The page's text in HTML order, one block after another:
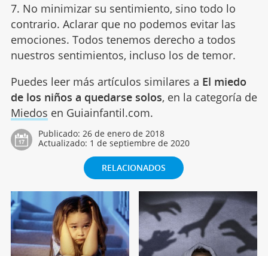
7. No minimizar su sentimiento, sino todo lo
contrario. Aclarar que no podemos evitar las
emociones. Todos tenemos derecho a todos
nuestros sentimientos, incluso los de temor.
Puedes leer más artículos similares a El miedo
de los niños a quedarse solos, en la categoría de
Miedos en Guiainfantil.com.
Publicado: 26 de enero de 2018
Actualizado: 1 de septiembre de 2020
RELACIONADOS